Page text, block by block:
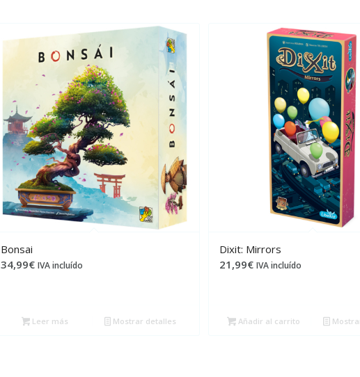
Bonsai
34,99€ IVA incluído
Leer más Mostrar detalles
Dixit: Mirrors
21,99€ IVA incluído
Añadir al carrito